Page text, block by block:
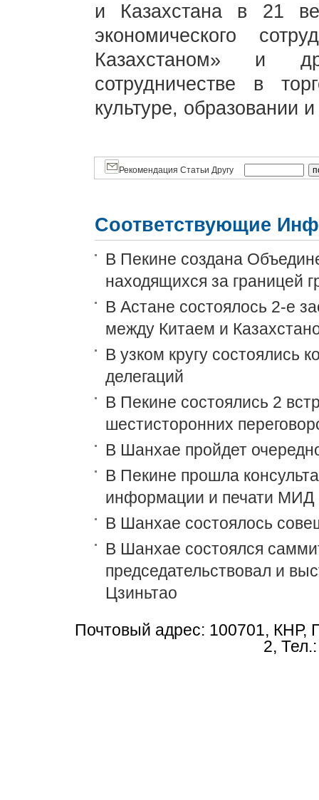
и Казахстана в 21
экономического
Казахстаном» и
сотрудничестве в
культуре, образовании
Рекомендация Статьи Другу
Соответствующие
В Пекине создана
находящихся за границей
В Астане состоялось 2-е
между Китаем и
В узком кругу состоялись
делегаций
В Пекине состоялись 2
шестисторонних
В Шанхае пройдет
В Пекине прошла
информации и печати МИД
В Шанхае состоялось
В Шанхае состоялся
председательствовал и
Цзиньтао
Почтовый адрес: 100701, КНР,
2,